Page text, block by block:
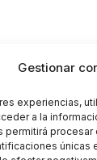
Gestionar
experiencias,
a la
permitirá
únicas
al Usuario
de las
Toledo,